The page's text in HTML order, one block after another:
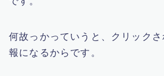
何故っかっていうと、クリック
報になるからです。